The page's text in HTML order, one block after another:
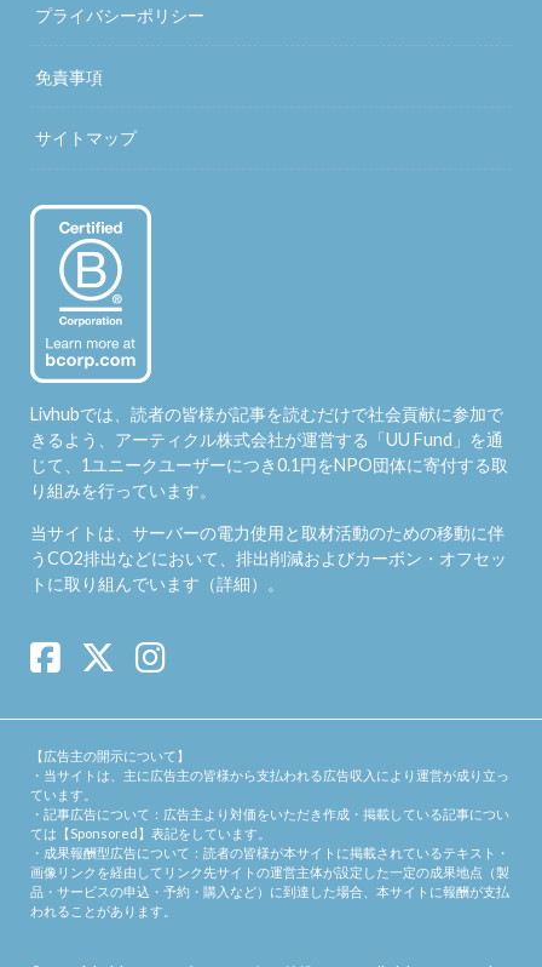
プライバシーポリシー
免責事項
サイトマップ
Livhubでは、読者の皆様が記事を読むだけで社会貢献に参加で
きるよう、アーティクル株式会社が運営する「UU Fund 」を通
じて、1ユニークユーザーにつき0.1円をNPO団体に寄付する取
り組みを行っています。
当サイトは、サーバーの電力使用と取材活動のための移動に伴
うCO2排出などにおいて、排出削減およびカーボン・オフセッ
トに取り組んでいます（詳細）。
【広告主の開示について】
・当サイトは、主に広告主の皆様から支払われる広告収入により運営が成り立っ
ています。
・記事広告について：広告主より対価をいただき作成・掲載している記事につい
ては【Sponsored】表記をしています。
・成果報酬型広告について：読者の皆様が本サイトに掲載されているテキスト・
画像リンクを経由してリンク先サイトの運営主体が設定した一定の成果地点（製
品・サービスの申込・予約・購入など）に到達した場合、本サイトに報酬が支払
われることがあります。